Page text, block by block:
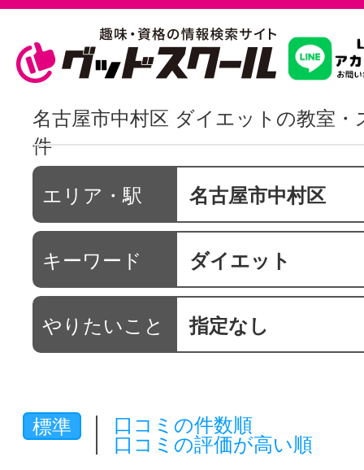
習いたいこ
スクールを
駅・路線か
通信講座を
名古屋市中村区 ダイエットの教室・
件
エリア・駅 名古屋市中村区
キーワード ダイエット
やりたいこと 指定なし
標準
口コミの件数順
口コミの評価が高い順